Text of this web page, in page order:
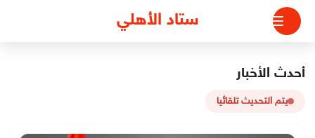
التجاوز
المحتوى
ستاد الأهلي
أحدث الأخبار
يتم التحديث تلقائيا